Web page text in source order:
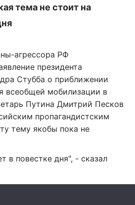
тема не стоит на
агрессора РФ
президента
Стубба о приближении
всеобщей мобилизации в
Путина Дмитрий Песков
пропагандистским
тему якобы пока не
в повестке дня", - сказал